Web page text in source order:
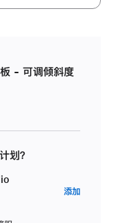
- 可调倾斜度
划？
添加